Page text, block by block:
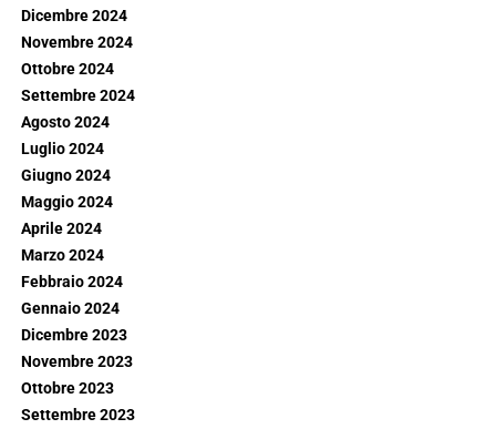
Dicembre 2024
Novembre 2024
Ottobre 2024
Settembre 2024
Agosto 2024
Luglio 2024
Giugno 2024
Maggio 2024
Aprile 2024
Marzo 2024
Febbraio 2024
Gennaio 2024
Dicembre 2023
Novembre 2023
Ottobre 2023
Settembre 2023